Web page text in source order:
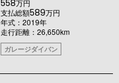
558万円
支払総額589万円
年式：2019年
走行距離：26,650km
ガレージダイバン